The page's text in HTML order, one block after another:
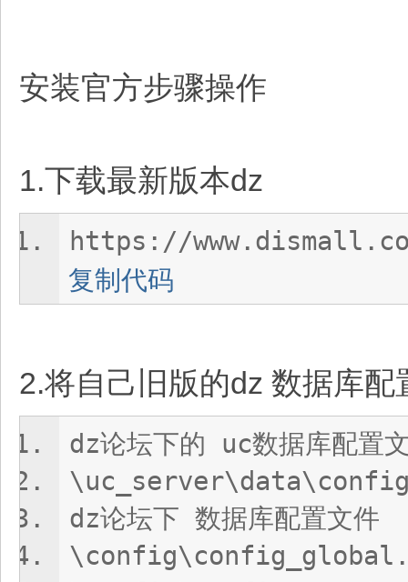
安装官方步骤操作
1.下载最新版本dz
https://
复制代码
2.将自己旧版的dz 数据库
dz论坛下的 uc数据库配置
dz论坛下 数据库配置文件